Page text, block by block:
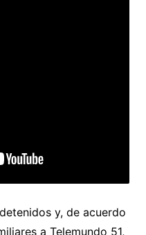
y, de acuerdo
a Telemundo 51,